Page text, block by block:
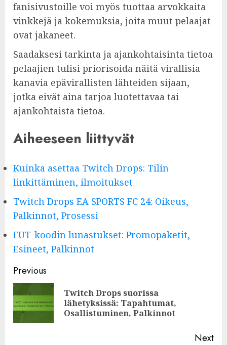
fanisivustoille voi myös tuottaa arvokkaita
vinkkejä ja kokemuksia, joita muut pelaajat
ovat jakaneet.
Saadaksesi tarkinta ja ajankohtaisinta tietoa
pelaajien tulisi priorisoida näitä virallisia
kanavia epävirallisten lähteiden sijaan,
jotka eivät aina tarjoa luotettavaa tai
ajankohtaista tietoa.
Aiheeseen liittyvät
Kuinka asettaa Twitch Drops: Tilin
linkittäminen, ilmoitukset
Twitch Drops EA SPORTS FC 24: Oikeus,
Palkinnot, Prosessi
FUT-koodin lunastukset: Promopaketit,
Esineet, Palkinnot
Post
navigation
Previous
Twitch Drops suorissa
lähetyksissä: Tapahtumat,
Osallistuminen, Palkinnot
Next